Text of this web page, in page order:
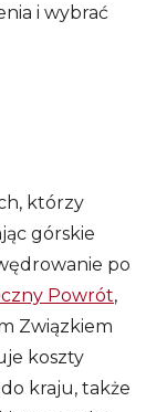
i wybrać
którzy
górskie
po
Powrót,
Związkiem
koszty
kraju, także